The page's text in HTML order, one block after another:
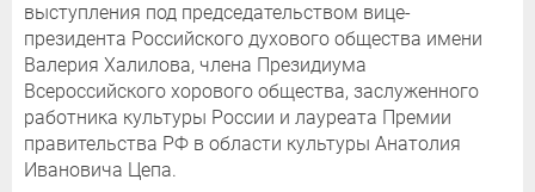
выступления под председательством вице-
президента Российского духового общества имени
Валерия Халилова, члена Президиума
Всероссийского хорового общества, заслуженного
работника культуры России и лауреата Премии
правительства РФ в области культуры Анатолия
Ивановича Цепа.